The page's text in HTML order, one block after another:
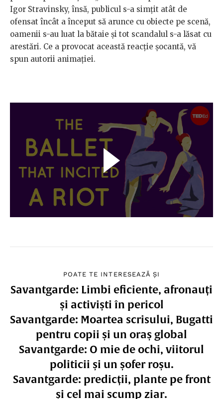
Igor Stravinsky, însă, publicul s-a simțit atât de
ofensat încât a început să arunce cu obiecte pe scenă,
oamenii s-au luat la bătaie și tot scandalul s-a lăsat cu
arestări. Ce a provocat această reacție șocantă, vă
spun autorii animației.
POATE TE INTERESEAZĂ ȘI
Savantgarde: Limbi eficiente, afronauți
și activiști în pericol
Savantgarde: Moartea scrisului, Bugatti
pentru copii și un oraș global
Savantgarde: O mie de ochi, viitorul
politicii și un șofer roșu.
Savantgarde: predicții, plante pe front
și cel mai scump ziar.